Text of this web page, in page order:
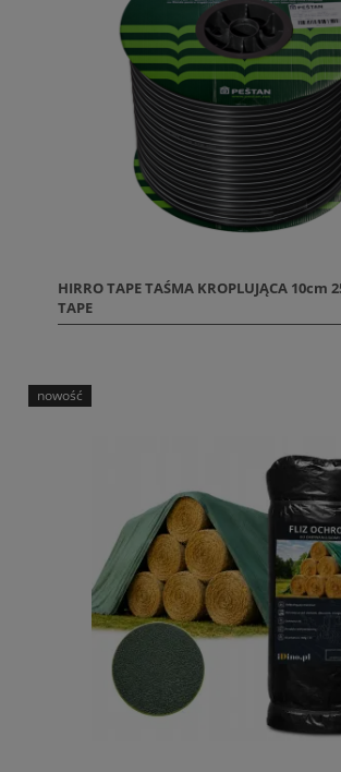
HIRRO TAPE TAŚMA KROPLUJĄCA 10cm
TAPE
nowość